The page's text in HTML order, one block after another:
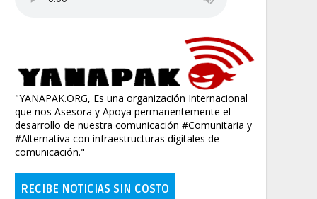
"YANAPAK.ORG, Es una organización Internacional
que nos Asesora y Apoya permanentemente el
desarrollo de nuestra comunicación #Comunitaria y
#Alternativa con infraestructuras digitales de
comunicación."
RECIBE NOTICIAS SIN COSTO